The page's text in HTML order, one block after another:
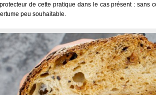
de cette pratique dans le cas présent : sans
peu souhaitable.